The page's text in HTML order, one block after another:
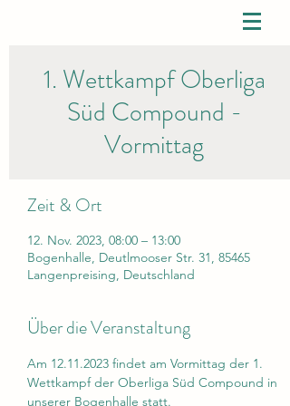
1. Wettkampf Oberliga
Süd Compound -
Vormittag
Zeit & Ort
12. Nov. 2023, 08:00 – 13:00
Bogenhalle, Deutlmooser Str. 31, 85465
Langenpreising, Deutschland
Über die Veranstaltung
Am 12.11.2023 findet am Vormittag der 1.
Wettkampf der Oberliga Süd Compound in
unserer Bogenhalle statt.